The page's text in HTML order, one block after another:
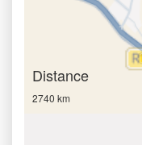
Distance
2740 km